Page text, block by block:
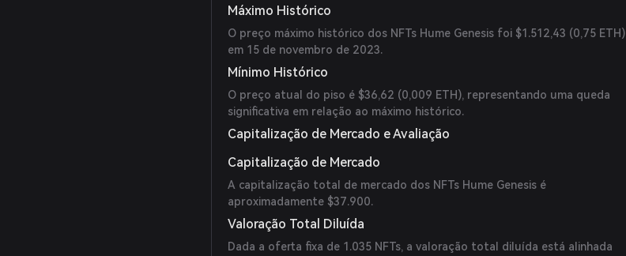
Máximo Histórico
O preço máximo histórico dos NFTs Hume Genesis foi $1.512,43 (0,75 ETH)
em 15 de novembro de 2023.
Mínimo Histórico
O preço atual do piso é $36,62 (0,009 ETH), representando uma queda
significativa em relação ao máximo histórico.
Capitalização de Mercado e Avaliação
Capitalização de Mercado
A capitalização total de mercado dos NFTs Hume Genesis é
aproximadamente $37.900.
Valoração Total Diluída
Dada a oferta fixa de 1.035 NFTs, a valoração total diluída está alinhada